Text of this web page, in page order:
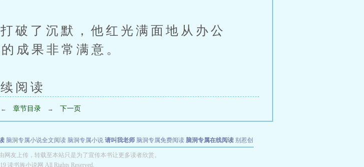
了沉默，他红光满面地从办公
成果非常满意。
阅读
← 章节目录 → 下一页
脑洞专属小说全文阅读 脑洞专属小说 请叫我老师 脑洞专属免费阅读 脑洞专属在线阅读 别惹创
第一天就结婚小说全文阅读
友上传，转载至本站只是为了宣传本书让更多读者欣赏。
读书族小说网 All Rights Reserved.